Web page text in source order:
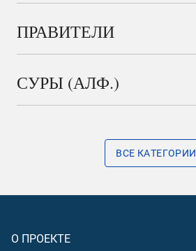
ПРАВИТЕЛИ
СУРЫ (АЛФ.)
ВСЕ КАТЕГОРИИ
О ПРОЕКТЕ